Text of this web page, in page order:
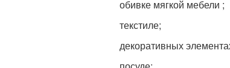
обивке мягкой мебели ;
текстиле;
декоративных